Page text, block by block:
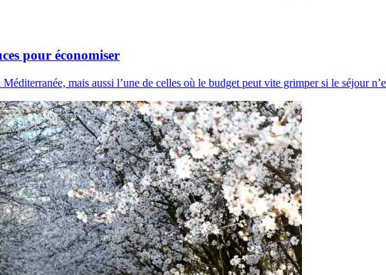
pour économiser
mais aussi l’une de celles où le budget peut vite grimper si le séjour